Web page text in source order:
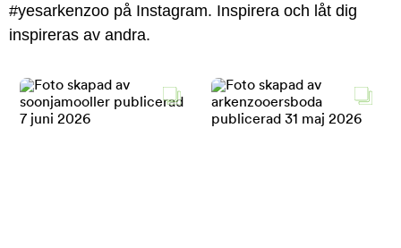
#yesarkenzoo på Instagram. Inspirera och låt dig
inspireras av andra.